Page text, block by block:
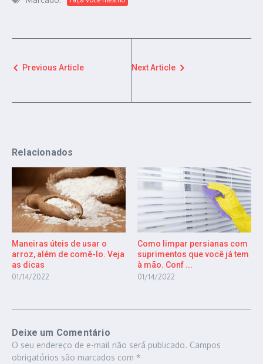
Previous Article Next Article
Relacionados
Maneiras úteis de usar o
arroz, além de comê-lo. Veja
as dicas
01/14/2022
Como limpar persianas com
suprimentos que você já tem
à mão. Conf ...
01/14/2022
Deixe um Comentário
O seu endereço de e-mail não será publicado. Campos
obrigatórios são marcados com *